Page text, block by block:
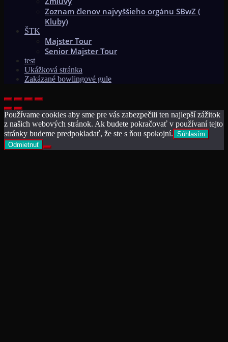
Zoznam členov najvyššieho orgánu SBwZ (
Kluby)
ŠTK
Majster Tour
Senior Majster Tour
test
Ukážková stránka
Zakázané bowlingové gule
Používame cookies aby sme pre vás zabezpečili ten najlepší zážitok
z našich webových stránok. Ak budete pokračovať v používaní tejto
stránky budeme predpokladať, že ste s ňou spokojní. Súhlasím
Odmietnuť